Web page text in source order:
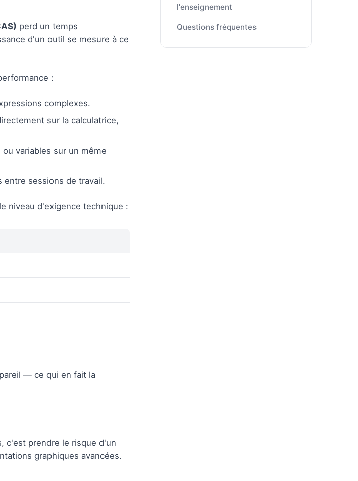
l'enseignement
Questions fréquentes
perd un temps
d'un outil se mesure à ce
:
complexes.
sur la calculatrice,
variables sur un même
sessions de travail.
niveau d'exigence technique :
— ce qui en fait la
c'est prendre le risque d'un
graphiques avancées.